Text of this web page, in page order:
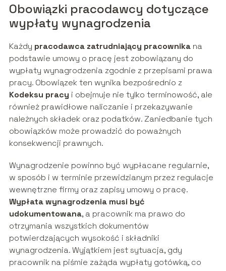
Obowiązki pracodawcy dotyczące
wypłaty wynagrodzenia
Każdy pracodawca zatrudniający pracownikana
podstawie umowy o pracę jest zobowiązany do
wypłaty wynagrodzenia zgodnie z przepisami prawa
pracy. Obowiązek ten wynika bezpośrednio z
Kodeksu pracy i obejmuje nie tylko terminowość, ale
również prawidłowe naliczanie i przekazywanie
należnych składek oraz podatków. Zaniedbanie tych
obowiązków może prowadzić do poważnych
konsekwencji prawnych.
Wynagrodzenie powinno być wypłacane regularnie,
w sposób i w terminie przewidzianym przez regulacje
wewnętrzne firmy oraz zapisy umowy o pracę.
Wypłata wynagrodzenia musi być
udokumentowana, a pracownik ma prawo do
otrzymania wszystkich dokumentów
potwierdzających wysokość i składniki
wynagrodzenia. Wyjątkiem jest sytuacja, gdy
pracownik na piśmie zażąda wypłaty gotówką, co